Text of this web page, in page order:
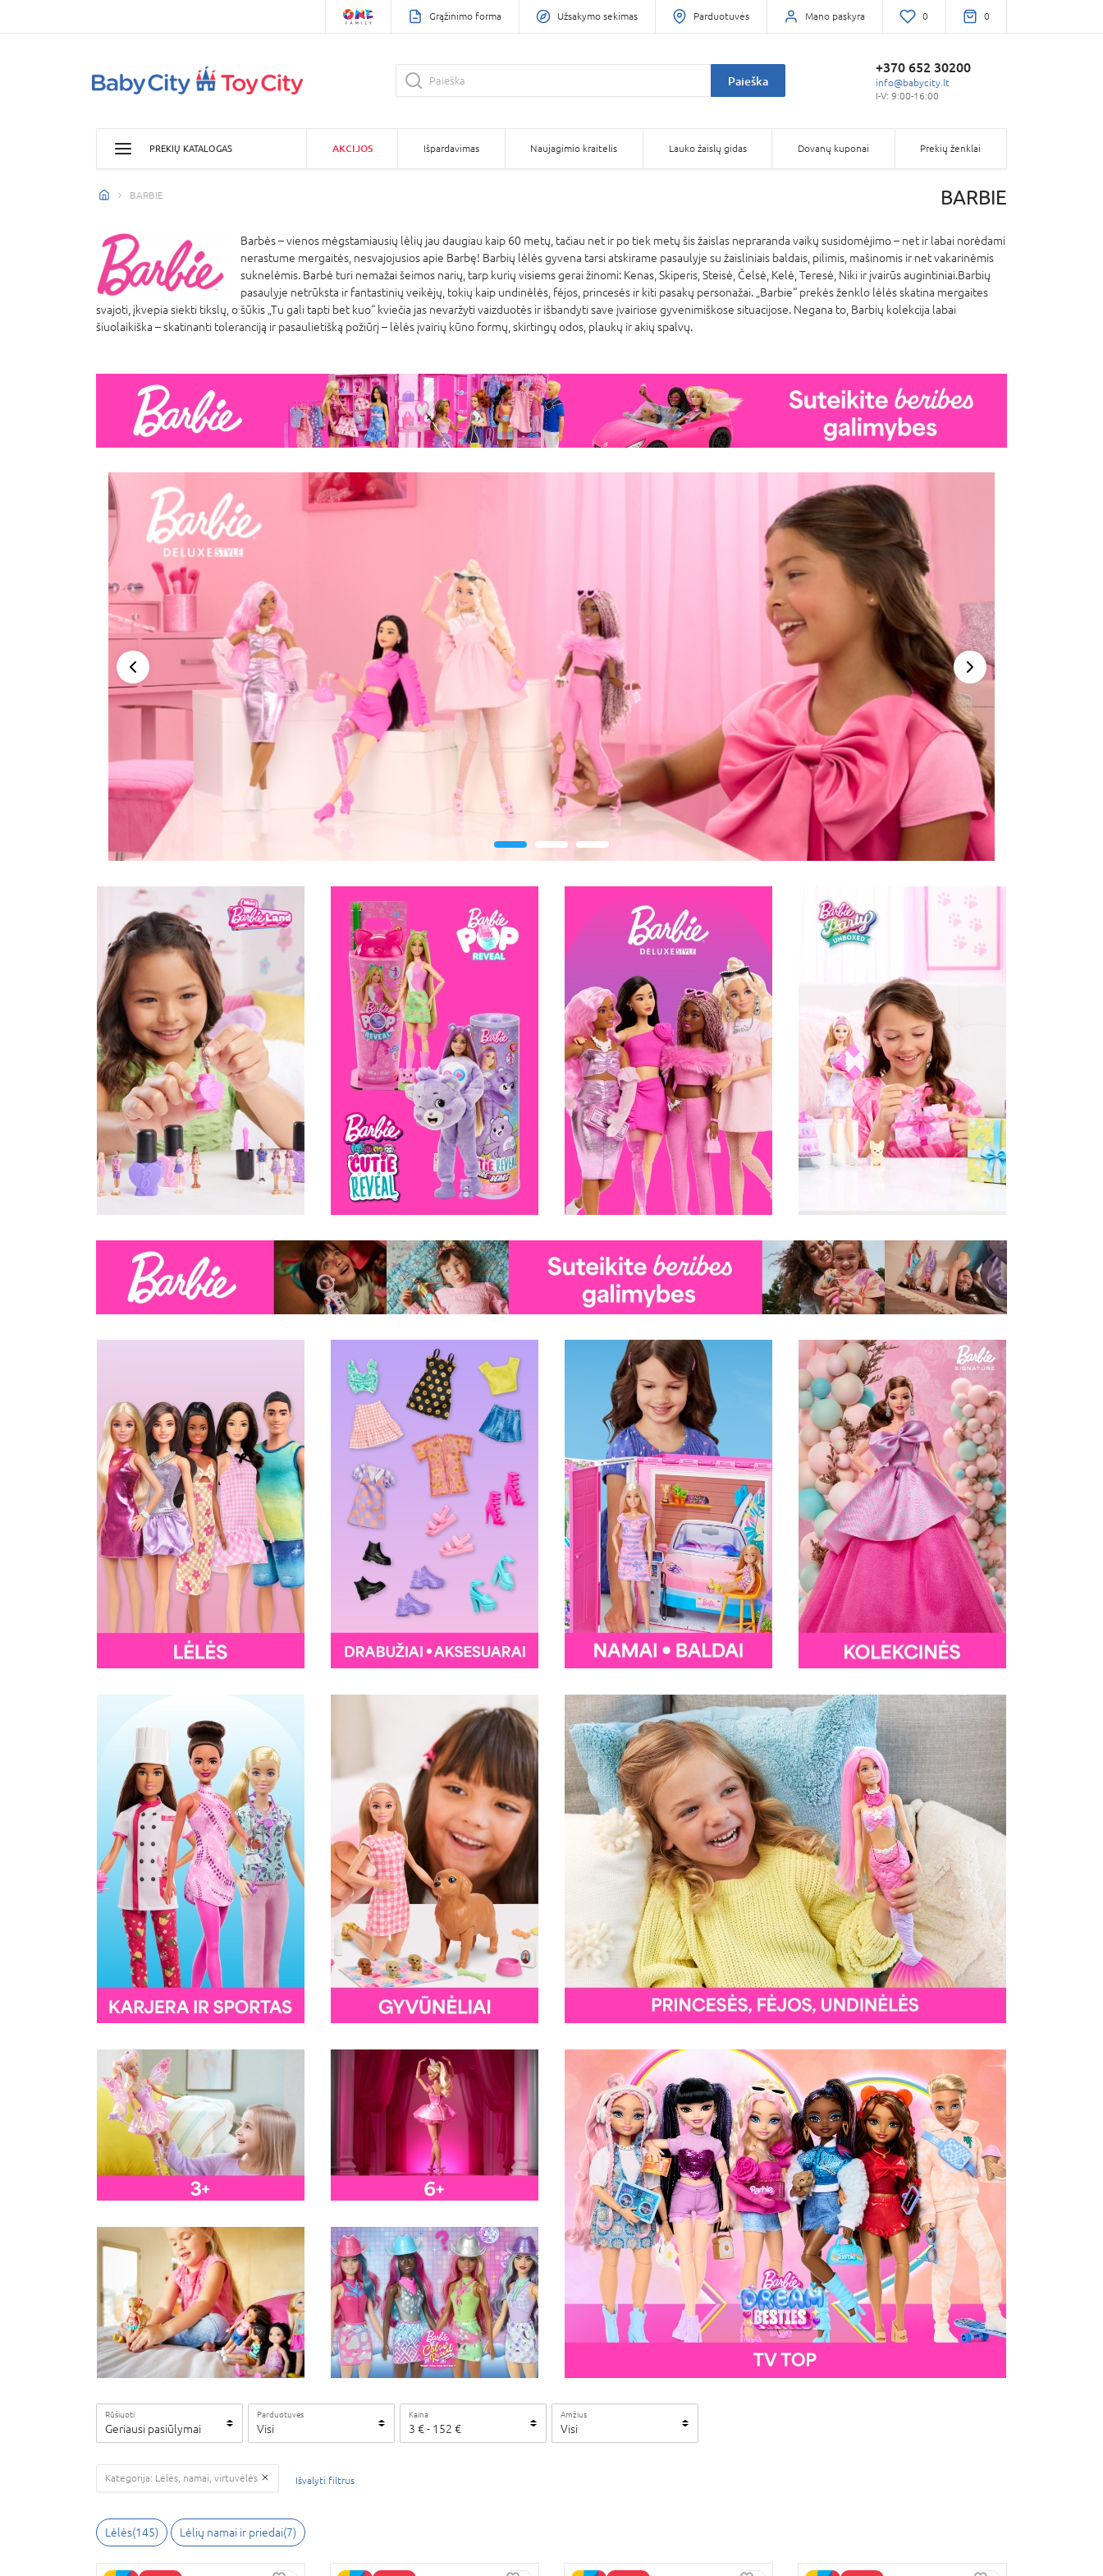
Grąžinimo forma Užsakymo sekimas Parduotuvės Mano paskyra 0 0
Paieška
+370 652 30200
info@babycity.lt
I-V: 9:00-16:00
PREKIŲ KATALOGAS AKCIJOS Išpardavimas Naujagimio kraitelis Lauko žaislų gidas Dovanų kuponai Prekių ženklai
BARBIE BARBIE
Barbės – vienos mėgstamiausių lėlių jau daugiau kaip 60 metų, tačiau net ir po tiek metų šis žaislas nepraranda vaikų susidomėjimo – net ir labai norėdami
nerastume mergaitės, nesvajojusios apie Barbę! Barbių lėlės gyvena tarsi atskirame pasaulyje su žaisliniais baldais, pilimis, mašinomis ir net vakarinėmis
suknelėmis. Barbė turi nemažai šeimos narių, tarp kurių visiems gerai žinomi: Kenas, Skiperis, Steisė, Čelsė, Kelė, Teresė, Niki ir įvairūs augintiniai.Barbių
pasaulyje netrūksta ir fantastinių veikėjų, tokių kaip undinėlės, fėjos, princesės ir kiti pasakų personažai. „Barbie“ prekės ženklo lėlės skatina mergaites
svajoti, įkvepia siekti tikslų, o šūkis „Tu gali tapti bet kuo“ kviečia jas nevaržyti vaizduotės ir išbandyti save įvairiose gyvenimiškose situacijose. Negana to, Barbių kolekcija labai
šiuolaikiška – skatinanti toleranciją ir pasaulietišką požiūrį – lėlės įvairių kūno formų, skirtingų odos, plaukų ir akių spalvų.
Peržiūra Kitas
Rūšiuoti
Geriausi pasiūlymai
Parduotuvės
Visi
Kaina
3 € - 152 €
Amžius
Visi
Kategorija: Lėlės, namai, virtuvėlės Išvalyti filtrus
Lėlės(145) Lėlių namai ir priedai(7)